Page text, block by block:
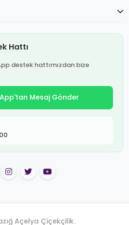
Hattı
destek hattımızdan bize
Mesaj Gönder
Açelya Çiçekçilik.